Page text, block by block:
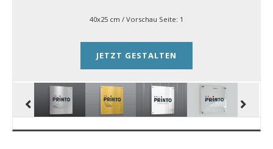
40x25 cm / Vorschau Seite: 1
JETZT GESTALTEN